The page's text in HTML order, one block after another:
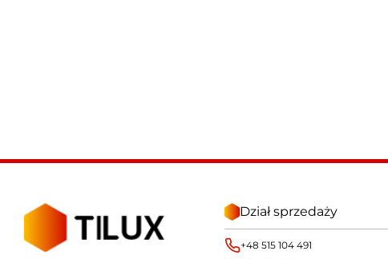
Dział sprzedaży
+48 515 104 491